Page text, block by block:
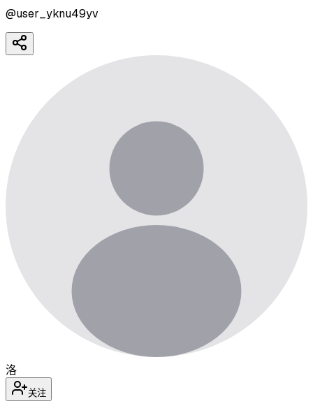
@user_yknu49yv
洛
关注